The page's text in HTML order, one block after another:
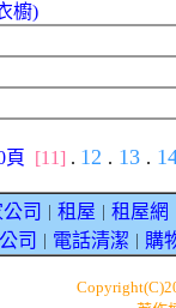
櫥)
頁 [11] . 12 . 13 .
司 租屋 租屋網
司 電話清潔 購